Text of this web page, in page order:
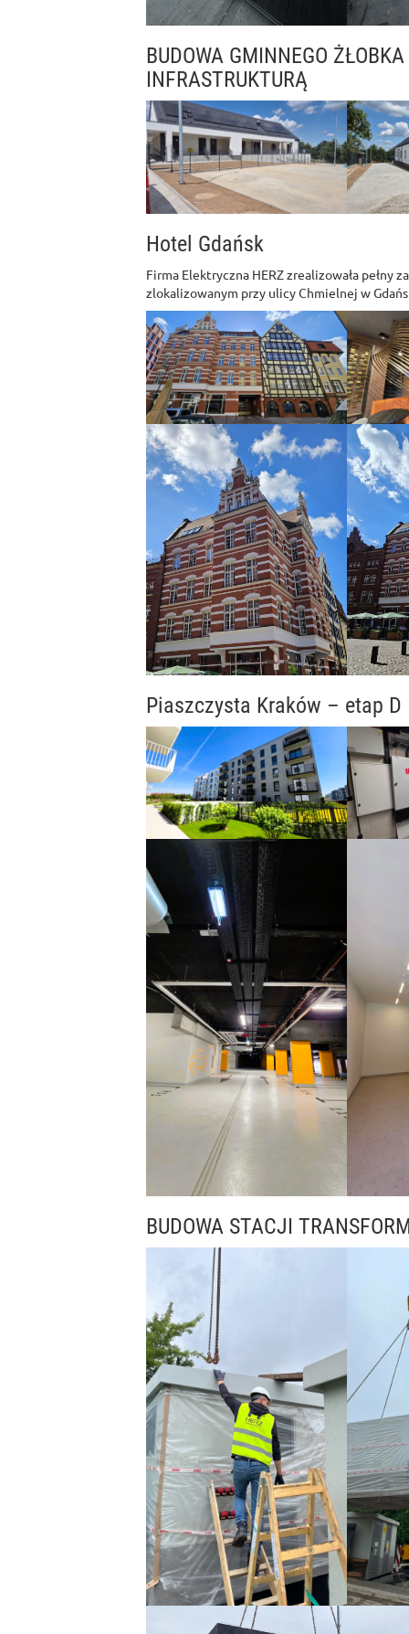
BUDOWA GMINNEGO
INFRASTRUKTURĄ
Hotel Gdańsk
Firma Elektryczna HERZ zrealizowała
zlokalizowanym przy ulicy Chmielnej w
Piaszczysta Kraków – etap D
BUDOWA STACJI